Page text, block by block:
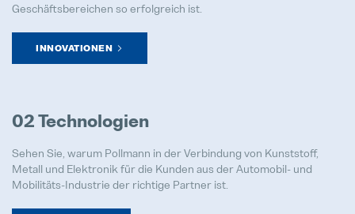
Geschäftsbereichen so erfolgreich ist.
INNOVATIONEN
02 Technologien
Sehen Sie, warum Pollmann in der Verbindung von Kunststoff,
Metall und Elektronik für die Kunden aus der Automobil- und
Mobilitäts-Industrie der richtige Partner ist.